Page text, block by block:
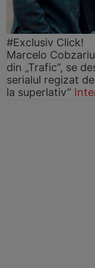
#Exclusiv Click!
Marcelo
din „Trafic”, se
serialul regizat
la superlativ”